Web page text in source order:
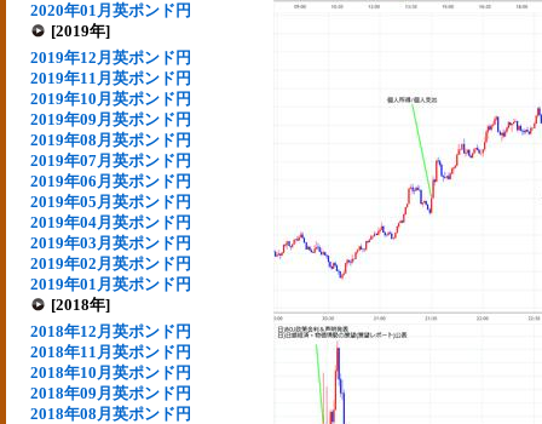
2020年01月英ポンド円
[2019年]
2019年12月英ポンド円
2019年11月英ポンド円
2019年10月英ポンド円
2019年09月英ポンド円
2019年08月英ポンド円
2019年07月英ポンド円
2019年06月英ポンド円
2019年05月英ポンド円
2019年04月英ポンド円
2019年03月英ポンド円
2019年02月英ポンド円
2019年01月英ポンド円
[2018年]
2018年12月英ポンド円
2018年11月英ポンド円
2018年10月英ポンド円
2018年09月英ポンド円
2018年08月英ポンド円